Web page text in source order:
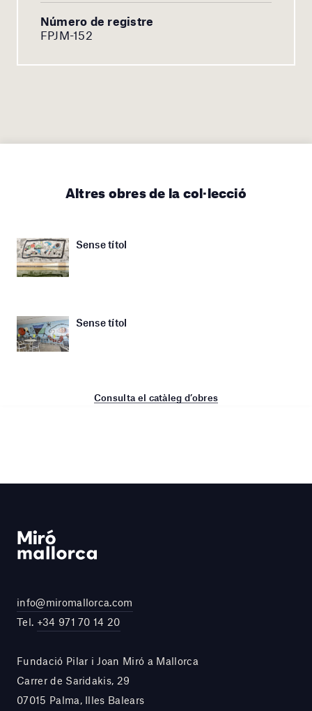
Número de registre
FPJM-152
Altres obres de la col·lecció
Sense títol
Sense títol
Consulta el catàleg d’obres
info@miromallorca.com
Tel. +34 971 70 14 20
Fundació Pilar i Joan Miró a Mallorca
Carrer de Saridakis, 29
07015 Palma, Illes Balears